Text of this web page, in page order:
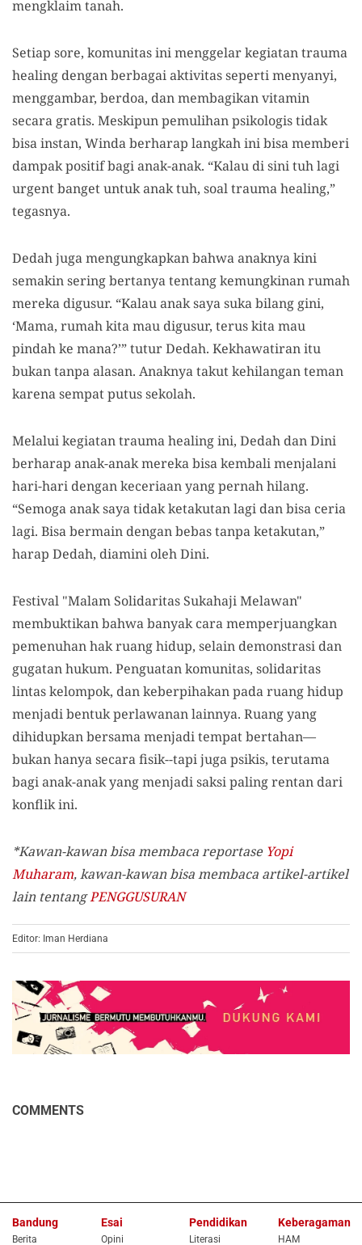
mengklaim tanah.
Setiap sore, komunitas ini menggelar kegiatan trauma
healing dengan berbagai aktivitas seperti menyanyi,
menggambar, berdoa, dan membagikan vitamin
secara gratis. Meskipun pemulihan psikologis tidak
bisa instan, Winda berharap langkah ini bisa memberi
dampak positif bagi anak-anak. “Kalau di sini tuh lagi
urgent banget untuk anak tuh, soal trauma healing,”
tegasnya.
Dedah juga mengungkapkan bahwa anaknya kini
semakin sering bertanya tentang kemungkinan rumah
mereka digusur. “Kalau anak saya suka bilang gini,
‘Mama, rumah kita mau digusur, terus kita mau
pindah ke mana?’” tutur Dedah. Kekhawatiran itu
bukan tanpa alasan. Anaknya takut kehilangan teman
karena sempat putus sekolah.
Melalui kegiatan trauma healing ini, Dedah dan Dini
berharap anak-anak mereka bisa kembali menjalani
hari-hari dengan keceriaan yang pernah hilang.
“Semoga anak saya tidak ketakutan lagi dan bisa ceria
lagi. Bisa bermain dengan bebas tanpa ketakutan,”
harap Dedah, diamini oleh Dini.
Festival "Malam Solidaritas Sukahaji Melawan"
membuktikan bahwa banyak cara memperjuangkan
pemenuhan hak ruang hidup, selain demonstrasi dan
gugatan hukum. Penguatan komunitas, solidaritas
lintas kelompok, dan keberpihakan pada ruang hidup
menjadi bentuk perlawanan lainnya. Ruang yang
dihidupkan bersama menjadi tempat bertahan—
bukan hanya secara fisik--tapi juga psikis, terutama
bagi anak-anak yang menjadi saksi paling rentan dari
konflik ini.
*Kawan-kawan bisa membaca reportase Yopi
Muharam,kawan-kawan bisa membaca artikel-artikel
lain tentangPENGGUSURAN
Editor: Iman Herdiana
COMMENTS
Bandung
Berita
Esai
Opini
Pendidikan
Literasi
Keberagaman
HAM